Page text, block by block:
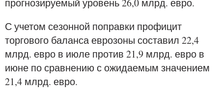
прогнозируемый уровень 26,0 млрд. евро.
С учетом сезонной поправки профицит
торгового баланса еврозоны составил 22,4
млрд. евро в июле против 21,9 млрд. евро в
июне по сравнению с ожидаемым значением
21,4 млрд. евро.